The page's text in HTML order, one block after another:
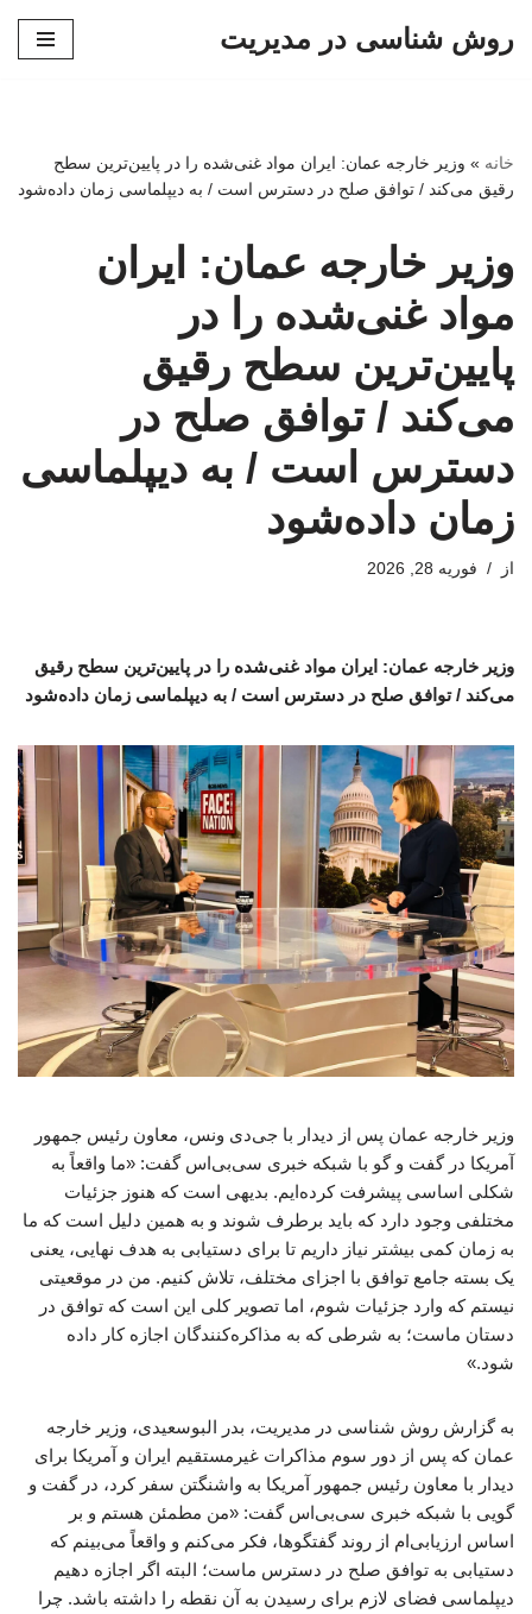
روش شناسی در مدیریت
خانه » وزیر خارجه عمان: ایران مواد غنی‌شده را در پایین‌ترین سطح
رقیق می‌کند / توافق صلح در دسترس است / به دیپلماسی زمان داده‌شود
وزیر خارجه عمان: ایران
مواد غنی‌شده را در
پایین‌ترین سطح رقیق
می‌کند / توافق صلح در
دسترس است / به دیپلماسی
زمان داده‌شود
از فوریه 28, 2026
وزیر خارجه عمان: ایران مواد غنی‌شده را در پایین‌ترین سطح رقیق
می‌کند / توافق صلح در دسترس است / به دیپلماسی زمان داده‌شود
وزیر خارجه عمان پس از دیدار با جی‌دی ونس، معاون رئیس جمهور
آمریکا در گفت و گو با شبکه خبری سی‌بی‌اس گفت: «ما واقعاً به
شکلی اساسی پیشرفت کرده‌ایم. بدیهی است که هنوز جزئیات
مختلفی وجود دارد که باید برطرف شوند و به همین دلیل است که ما
به زمان کمی بیشتر نیاز داریم تا برای دستیابی به هدف نهایی، یعنی
یک بسته جامع توافق با اجزای مختلف، تلاش کنیم. من در موقعیتی
نیستم که وارد جزئیات شوم، اما تصویر کلی این است که توافق در
دستان ماست؛ به شرطی که به مذاکره‌کنندگان اجازه کار داده
شود.»
به گزارش روش شناسی در مدیریت، بدر البوسعیدی، وزیر خارجه
عمان که پس از دور سوم مذاکرات غیرمستقیم ایران و آمریکا برای
دیدار با معاون رئیس جمهور آمریکا به واشنگتن سفر کرد، در گفت و
گویی با شبکه خبری سی‌بی‌اس گفت: «من مطمئن هستم و بر
اساس ارزیابی‌ام از روند گفتگوها، فکر می‌کنم و واقعاً می‌بینم که
دستیابی به توافق صلح در دسترس ماست؛ البته اگر اجازه دهیم
دیپلماسی فضای لازم برای رسیدن به آن نقطه را داشته باشد. چرا